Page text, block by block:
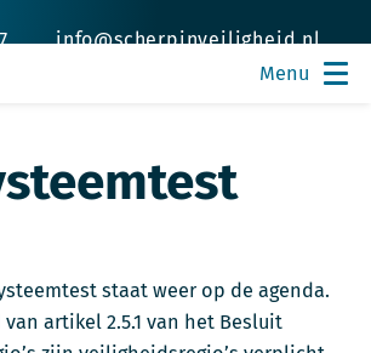
info@scherpinveiligheid.nl
staat weer op de agenda.
van artikel 2.5.1 van het Besluit